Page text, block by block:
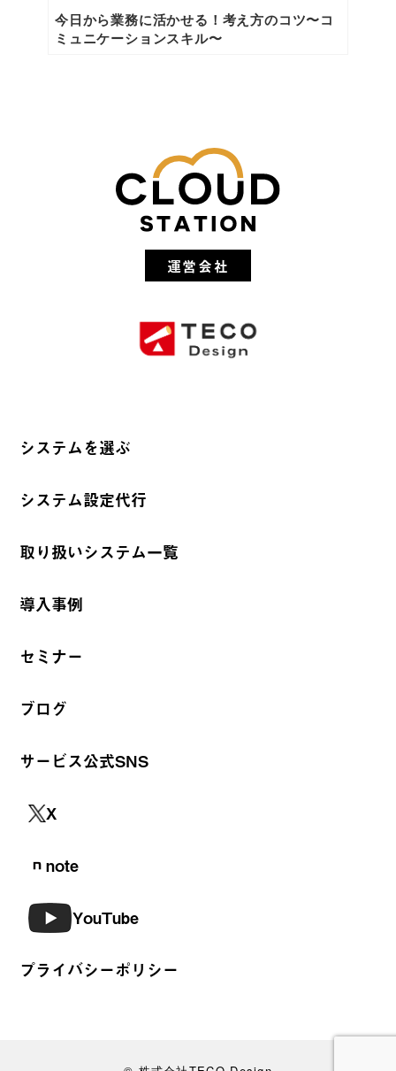
今日から業務に活かせる！考え方のコツ〜コ
ミュニケーションスキル〜
運営会社
システムを選ぶ
システム設定代行
取り扱いシステム一覧
導入事例
セミナー
ブログ
サービス公式SNS
X
note
YouTube
プライバシーポリシー